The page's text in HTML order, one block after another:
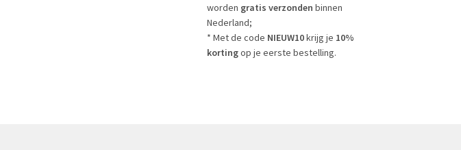
worden gratis verzonden binnen
Nederland;
* Met de code NIEUW10krijg je 10%
kortingop je eerste bestelling.